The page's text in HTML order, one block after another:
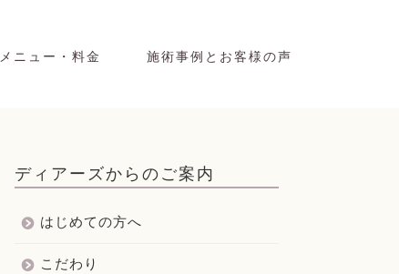
メニュー・料金 施術事例とお客様の声
ディアーズからのご案内
はじめての方へ
こだわり